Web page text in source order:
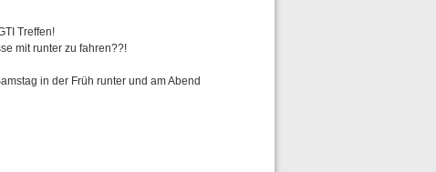
Treffen!
mit runter zu fahren??!
in der Früh runter und am Abend